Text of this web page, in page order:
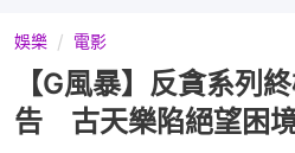
娛樂 電影
【G風暴】反貪系列
告 古天樂陷絕望困